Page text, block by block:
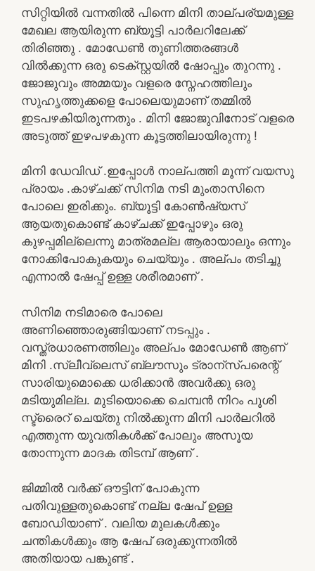
സിറ്റിയിൽ വന്നതിൽ പിന്നെ മിനി താല്പര്യമുള്ള
മേഖല ആയിരുന്ന ബ്യൂട്ടി പാർലറിലേക്ക്
തിരിഞ്ഞു . മോഡേൺ തുണിത്തരങ്ങൾ
വിൽക്കുന്ന ഒരു ടെക്സ്റ്റയിൽ ഷോപ്പും തുറന്നു .
ജോജുവും അമ്മയും വളരെ സ്നേഹത്തിലും
സുഹൃത്തുക്കളെ പോലെയുമാണ് തമ്മിൽ
ഇടപഴകിയിരുന്നതും . മിനി ജോജുവിനോട് വളരെ
അടുത്ത് ഇഴപഴകുന്ന കൂട്ടത്തിലായിരുന്നു !
മിനി ഡേവിഡ് .ഇപ്പോൾ നാല്പത്തി മൂന്ന് വയസു
പ്രായം .കാഴ്ചക്ക് സിനിമ നടി മുംതാസിനെ
പോലെ ഇരിക്കും. ബ്യൂട്ടി കോൺഷ്യസ്
ആയതുകൊണ്ട് കാഴ്ചക്ക് ഇപ്പോഴും ഒരു
കുഴപ്പമില്ലെന്നു മാത്രമല്ല ആരായാലും ഒന്നും
നോക്കിപോകുകയും ചെയ്യും . അല്പം തടിച്ചു
എന്നാൽ ഷേപ്പ് ഉള്ള ശരീരമാണ് .
സിനിമ നടിമാരെ പോലെ
അണിഞ്ഞൊരുങ്ങിയാണ് നടപ്പും .
വസ്ത്രധാരണത്തിലും അല്പം മോഡേൺ ആണ്
മിനി .സ്ലീവ്‌ലെസ് ബ്ലൗസും ട്രാന്സ്പരെന്റ്
സാരിയുമൊക്കെ ധരിക്കാൻ അവർക്കു ഒരു
മടിയുമില്ല. മുടിയൊക്കെ ചെമ്പൻ നിറം പൂശി
സ്ട്രൈറ് ചെയ്തു നിൽക്കുന്ന മിനി പാർലറിൽ
എത്തുന്ന യുവതികൾക്ക് പോലും അസൂയ
തോന്നുന്ന മാദക തിടമ്പ് ആണ് .
ജിമ്മിൽ വർക്ക് ഔട്ടിന് പോകുന്ന
പതിവുള്ളതുകൊണ്ട് നല്ല ഷേപ് ഉള്ള
ബോഡിയാണ് . വലിയ മുലകൾക്കും
ചന്തികൾക്കും ആ ഷേപ് ഒരുക്കുന്നതിൽ
അതിയായ പങ്കുണ്ട് .